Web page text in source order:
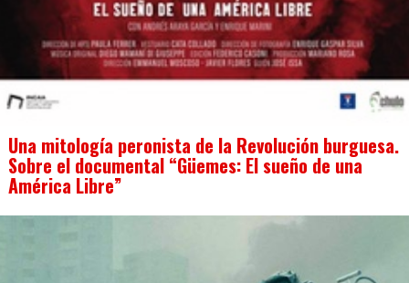
Una mitología peronista de la Revolución burguesa.
Sobre el documental “Güemes: El sueño de una
América Libre”